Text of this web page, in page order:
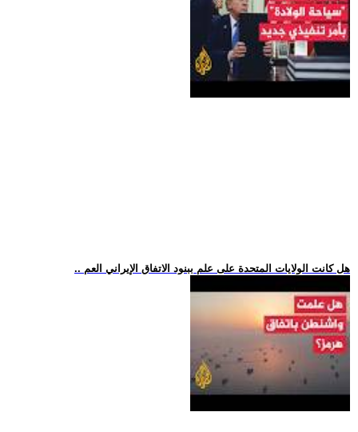
.. هل كانت الولايات المتحدة على علم ببنود الاتفاق الإيراني العم